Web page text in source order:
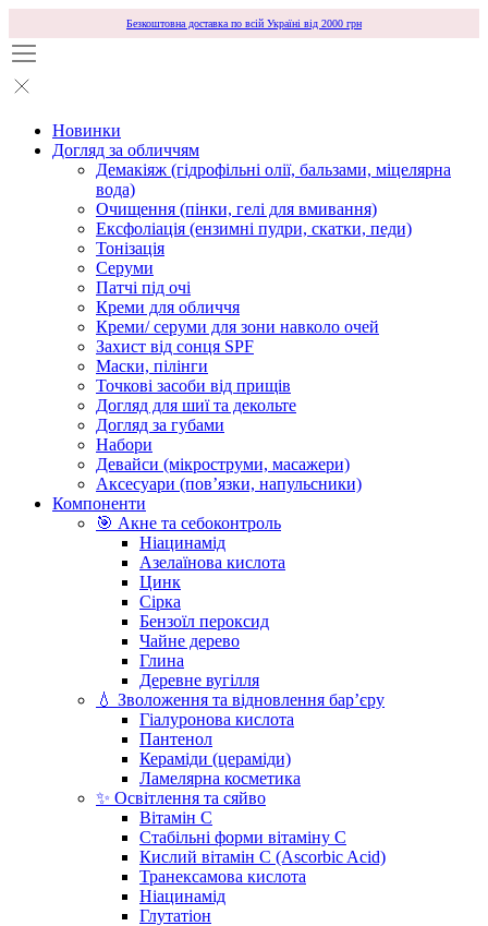
Безкоштовна доставка по всій Україні від 2000 грн
Новинки
Догляд за обличчям
Демакіяж (гідрофільні олії, бальзами, міцелярна
вода)
Очищення (пінки, гелі для вмивання)
Ексфоліація (ензимні пудри, скатки, педи)
Тонізація
Серуми
Патчі під очі
Креми для обличчя
Креми/ серуми для зони навколо очей
Захист від сонця SPF
Маски, пілінги
Точкові засоби від прищів
Догляд для шиї та декольте
Догляд за губами
Набори
Девайси (мікроструми, масажери)
Аксесуари (повʼязки, напульсники)
Компоненти
🎯 Акне та себоконтроль
Ніацинамід
Азелаїнова кислота
Цинк
Сірка
Бензоїл пероксид
Чайне дерево
Глина
Деревне вугілля
💧 Зволоження та відновлення бар’єру
Гіалуронова кислота
Пантенол
Кераміди (цераміди)
Ламелярна косметика
✨ Освітлення та сяйво
Вітамін С
Стабільні форми вітаміну С
Кислий вітамін С (Ascorbic Acid)
Транексамова кислота
Ніацинамід
Глутатіон